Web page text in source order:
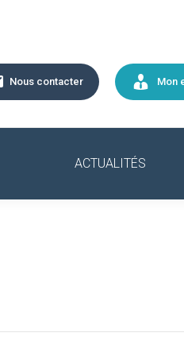
Nous contacter Mon
ACTUALITÉS